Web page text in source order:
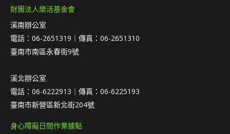
財團法人樂活基金會
溪南辦公室
電話：06-2651319｜傳真：06-2651310
臺南市南區永春街9號
溪北辦公室
電話：06-6222913｜傳真：06-6225193
臺南市新營區新北街204號
身心障礙日間作業據點